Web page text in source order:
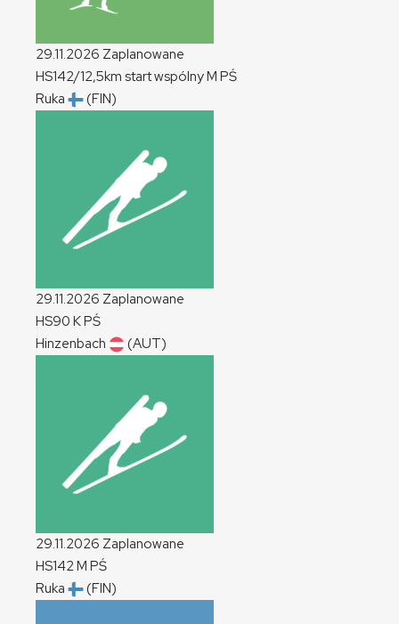
29.11.2026 Zaplanowane
HS142/12,5km start wspólnyM PŚ
Ruka
(FIN)
29.11.2026 Zaplanowane
HS90 KPŚ
Hinzenbach
(AUT)
29.11.2026 Zaplanowane
HS142M PŚ
Ruka
(FIN)